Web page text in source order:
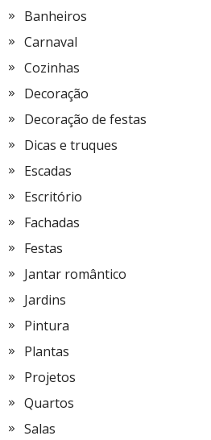
Banheiros
Carnaval
Cozinhas
Decoração
Decoração de festas
Dicas e truques
Escadas
Escritório
Fachadas
Festas
Jantar romântico
Jardins
Pintura
Plantas
Projetos
Quartos
Salas